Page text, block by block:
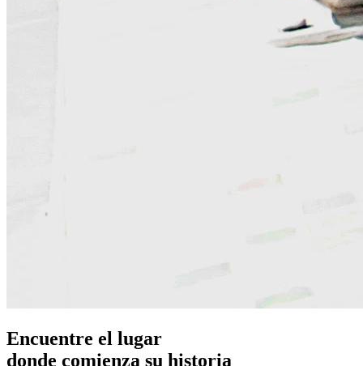
Encuentre el lugar
donde comienza su historia